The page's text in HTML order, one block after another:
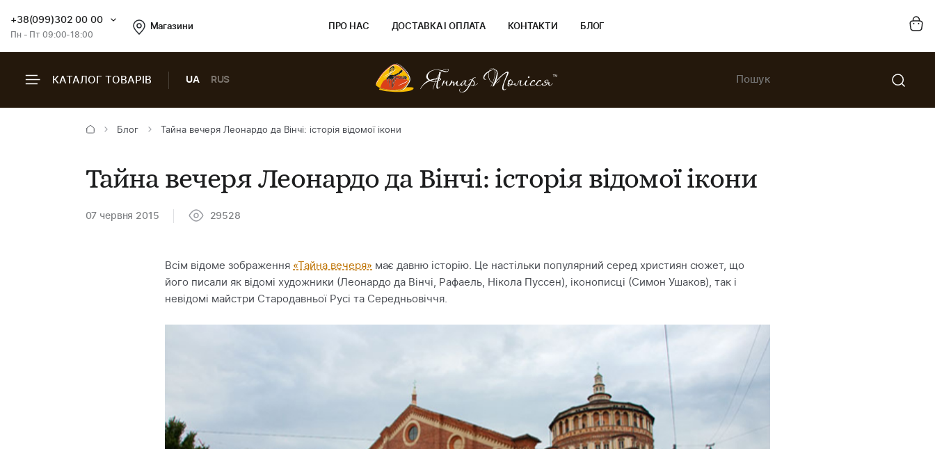
+38(099)302 00 00
Пн - Пт 09:00-18:00
Магазини ПРО НАС ДОСТАВКА І ОПЛАТА КОНТАКТИ БЛОГ
КАТАЛОГ ТОВАРІВ UA RUS
Блог Тайна вечеря Леонардо да Вінчі: історія відомої ікони
Тайна вечеря Леонардо да Вінчі: історія відомої ікони
07 червня 2015 29528
Всім відоме зображення «Тайна вечеря» має давню історію. Це настільки популярний серед християн сюжет, що
його писали як відомі художники (Леонардо да Вінчі, Рафаель, Нікола Пуссен), іконописці (Симон Ушаков), так і
невідомі майстри Стародавньої Русі та Середньовіччя.